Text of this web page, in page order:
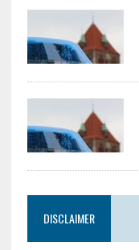
DISCLAIMER